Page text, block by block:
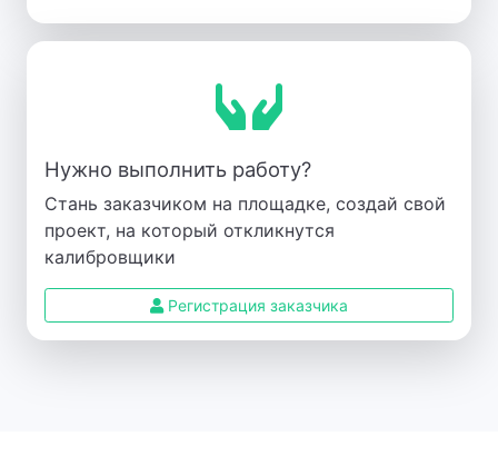
Нужно выполнить работу?
Стань заказчиком на площадке, создай свой
проект, на который откликнутся
калибровщики
Регистрация заказчика